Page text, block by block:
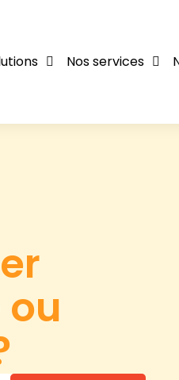
Nos services